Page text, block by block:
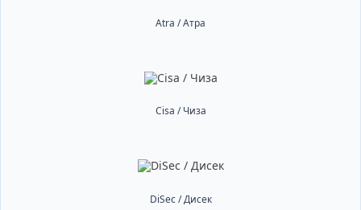
Atra / Атра
Cisa / Чиза
DiSec / Дисек